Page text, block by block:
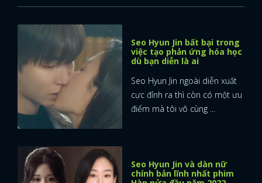
Seo Hyun Jin bất bại trong
việc tạo phản ứng hóa học
dù bạn diễn là ai
Seo Hyun Jin ngoài diễn xuất
cực đỉnh ra thì còn có một ưu
điểm mà tôi vô cùng ...
Seo Hyun Jin và dàn nữ
chính bản lĩnh nhất phim